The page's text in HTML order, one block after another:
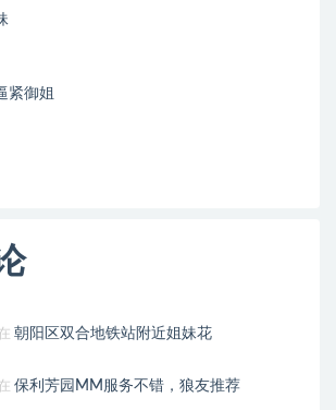
紧御姐
朝阳区双合地铁站附近姐妹花
保利芳园MM服务不错，狼友推荐